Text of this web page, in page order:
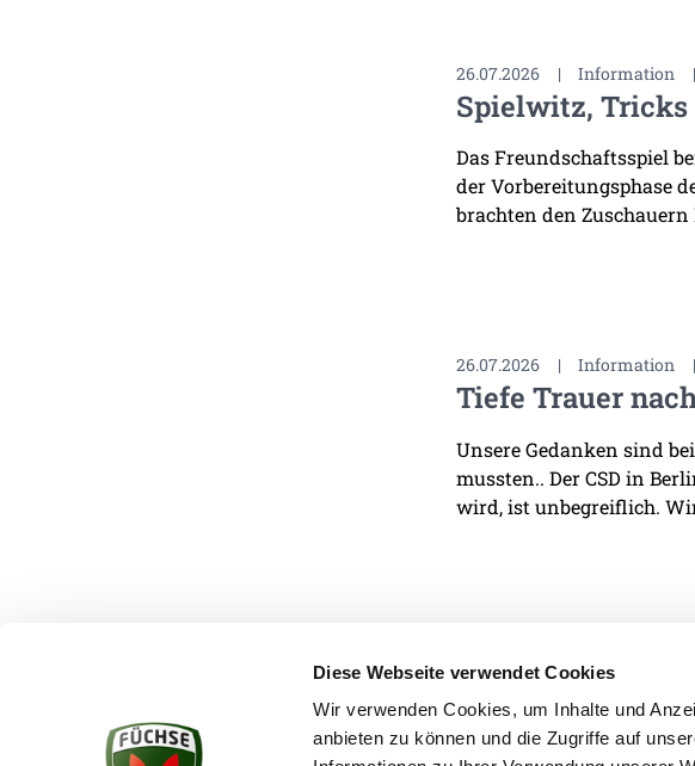
Diese Webseite verwendet Cookies
Wir verwenden Cookies, um Inhalte und
anbieten zu können und die Zugriffe auf
26.07.2026 | Information |
Spielwitz, Tricks
Das Freundschaftsspiel
der Vorbereitungsphase
brachten den
26.07.2026 | Information |
Tiefe Trauer
Unsere Gedanken sind
mussten.. Der CSD in
wird, ist unbegreiflich.
KONTAKT IMPRESSUM